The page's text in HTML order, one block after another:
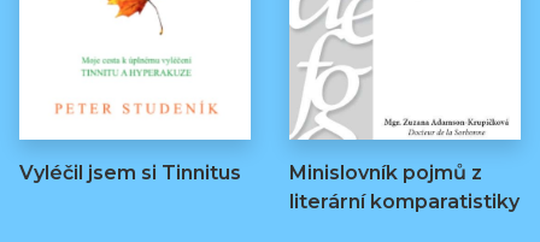
Vyléčil jsem si Tinnitus
Minislovník pojmů z
literární komparatistiky